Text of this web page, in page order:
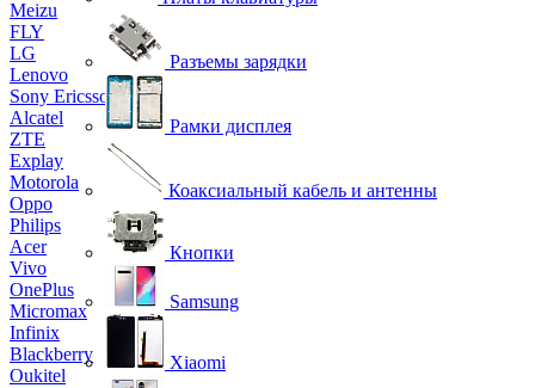
Meizu
FLY
LG
Lenovo
Sony Ericsson
Alcatel
ZTE
Explay
Motorola
Oppo
Philips
Acer
Vivo
OnePlus
Micromax
Infinix
Blackberry
Oukitel
Разъемы зарядки
Рамки дисплея
Коаксиальный кабель и антенны
Кнопки
Samsung
Xiaomi